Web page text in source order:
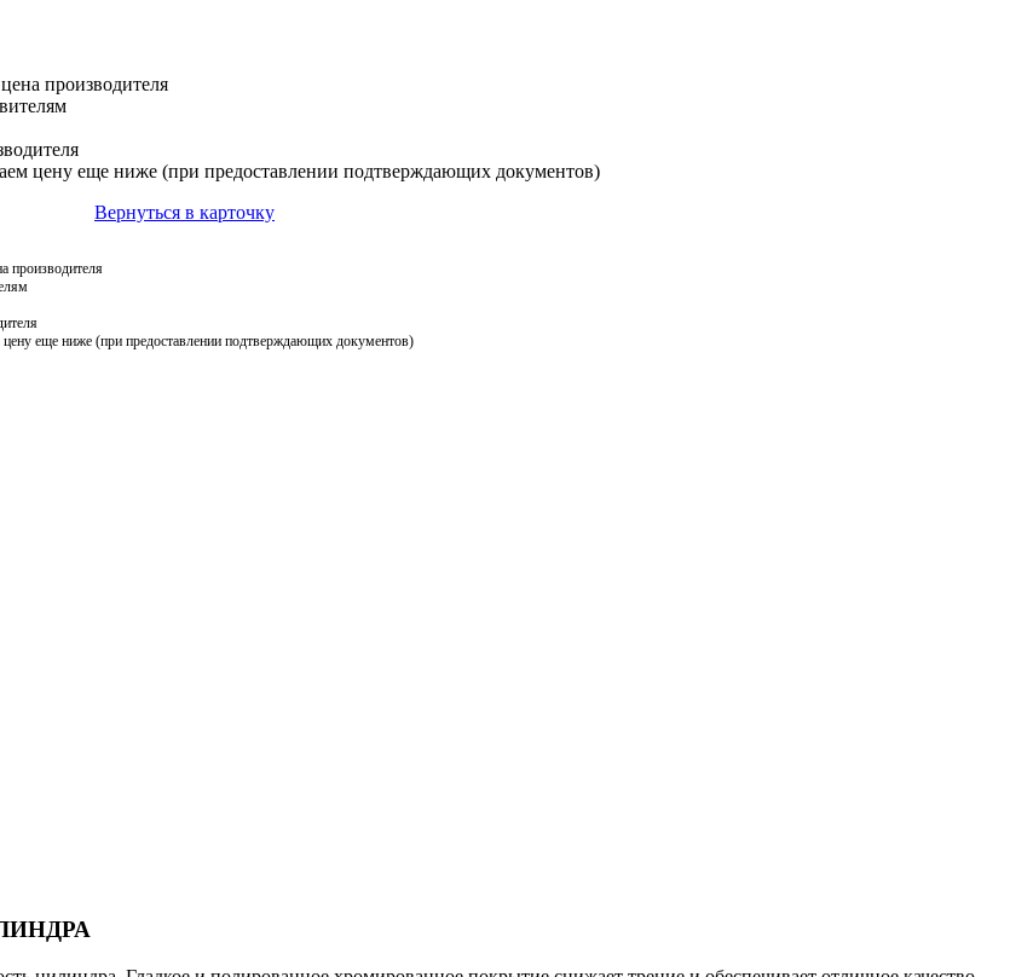
производителя
цену еще ниже (при предоставлении подтверждающих документов)
Вернуться в карточку
производителя
еще ниже (при предоставлении подтверждающих документов)